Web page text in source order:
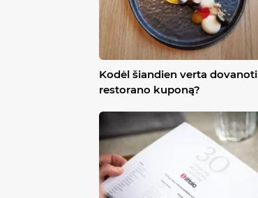
Kodėl šiandien verta dovanoti
restorano kuponą?